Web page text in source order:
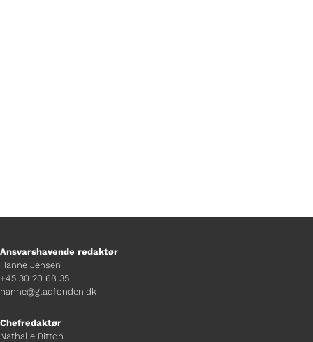
Ansvarshavende redaktør
Hanne Jensen
+45 30 20 68 35
hanne@gladfonden.dk
Chefredaktør
Nathalie Bitton